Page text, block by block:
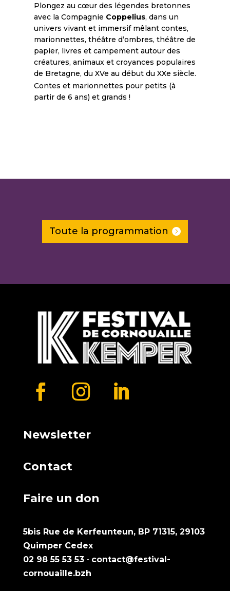
Plongez au cœur des légendes bretonnes
avec la Compagnie Coppelius, dans un
univers vivant et immersif mêlant contes,
marionnettes, théâtre d’ombres, théâtre de
papier, livres et campement autour des
créatures, animaux et croyances populaires
de Bretagne, du XVe au début du XXe siècle.
Contes et marionnettes pour petits (à
partir de 6 ans) et grands !
Toute la programmation
Newsletter
Contact
Faire un don
5bis Rue de Kerfeunteun, BP 71315, 29103
Quimper Cedex
02 98 55 53 53- contact@festival-
cornouaille.bzh